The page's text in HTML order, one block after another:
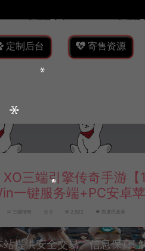
定制后台 寄售资源
XO三端引擎传奇手游【
一键服务端+PC安卓
三端传奇 0 2,922 百度已收录
站提供安全交易、信息保真!